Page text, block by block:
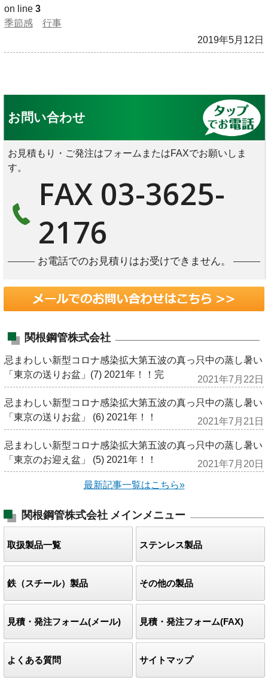
on line 3
季節感
行事
2019年5月12日
お問い合わせ
お見積もり・ご発注はフォームまたはFAXでお願いしま
す。
FAX 03-3625-
2176
お電話でのお見積りはお受けできません。
関根鋼管株式会社
忌まわしい新型コロナ感染拡大第五波の真っ只中の蒸し暑い
「東京の送りお盆」(7) 2021年！！完
2021年7月22日
忌まわしい新型コロナ感染拡大第五波の真っ只中の蒸し暑い
「東京の送りお盆」 (6) 2021年！！
2021年7月21日
忌まわしい新型コロナ感染拡大第五波の真っ只中の蒸し暑い
「東京のお迎え盆」 (5) 2021年！！
2021年7月20日
最新記事一覧はこちら»
関根鋼管株式会社 メインメニュー
取扱製品一覧 ステンレス製品
鉄（スチール）製品 その他の製品
見積・発注フォーム(メール) 見積・発注フォーム(FAX)
よくある質問 サイトマップ